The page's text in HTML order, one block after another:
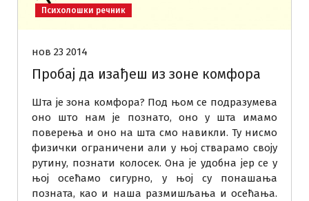
Психолошки речник
нов 23 2014
Пробај да изађеш из зоне комфора
Шта је зона комфора? Под њом се подразумева
оно што нам је познато, оно у шта имамо
поверења и оно на шта смо навикли. Ту нисмо
физички ограничени али у њој стварамо своју
рутину, познати колосек. Она је удобна јер се у
њој осећамо сигурно, у њој су понашања
позната, као и наша размишљања и осећања.